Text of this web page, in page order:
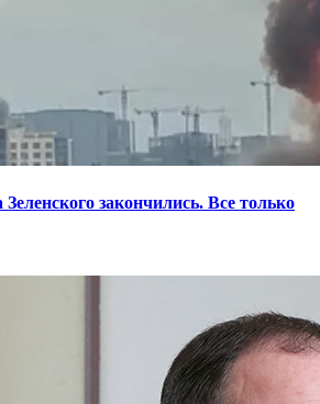
закончились. Все только